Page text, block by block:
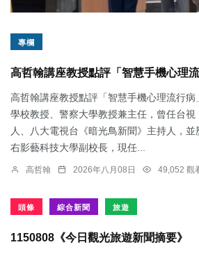
專欄
高哲翰講座教授點評「智慧手機心理
高哲翰講座教授點評「智慧手機心理流行
學校教授、警察大學教授兼主任，曾任台
人、八大電視台《暗光鳥新聞》主持人，
右影藝科技大學副校長，現任...
高哲翰 2026年八月08日 49,052 觀
頭條 綜合新聞 旅遊
1150808《今日觀光旅遊新聞摘要》